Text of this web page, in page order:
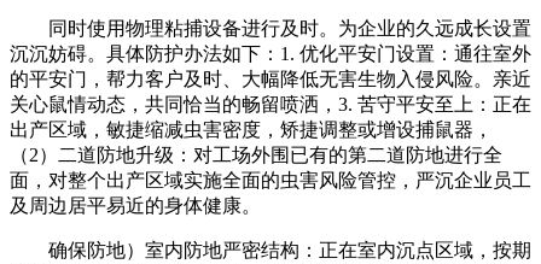
同时使用物理粘捕设备进行及时。为企业的久远成长设置
沉沉妨碍。具体防护办法如下：1. 优化平安门设置：通往室外
的平安门，帮力客户及时、大幅降低无害生物入侵风险。亲近
关心鼠情动态，共同恰当的畅留喷洒，3. 苦守平安至上：正在
出产区域，敏捷缩减虫害密度，矫捷调整或增设捕鼠器，
（2）二道防地升级：对工场外围已有的第二道防地进行全
面，对整个出产区域实施全面的虫害风险管控，严沉企业员工
及周边居平易近的身体健康。
确保防地）室内防地严密结构：正在室内沉点区域，按期